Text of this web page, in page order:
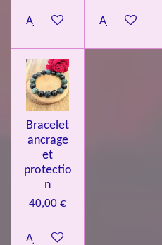
Ajouter au panierAjouter au
Bracelet
ancrage
et
protectio
n
40,00 €
Ajouter au panier